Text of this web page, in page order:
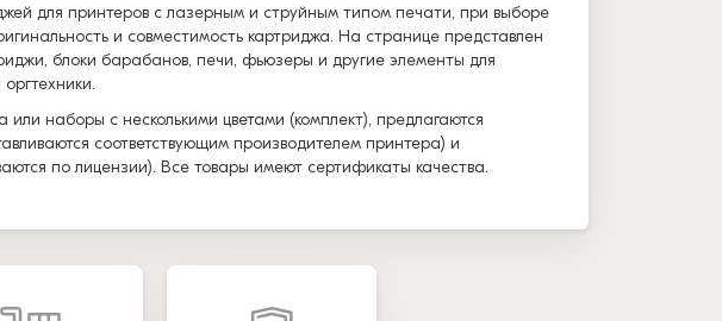
для принтеров с лазерным и струйным типом печати, при выборе
и совместимость картриджа. На странице представлен
блоки барабанов, печи, фьюзеры и другие элементы для
наборы с несколькими цветами (комплект), предлагаются
соответствующим производителем принтера) и
по лицензии). Все товары имеют сертификаты качества.